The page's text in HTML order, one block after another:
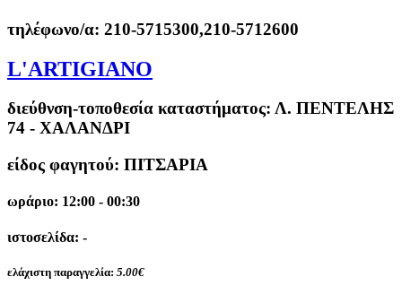
τηλέφωνο/α: 210-5715300,210-5712600
L'ARTIGIANO
διεύθνση-τοποθεσία καταστήματος: Λ. ΠΕΝΤΕΛΗΣ
74 - ΧΑΛΑΝΔΡΙ
είδος φαγητού: ΠΙΤΣΑΡΙΑ
ωράριο: 12:00 - 00:30
ιστοσελίδα: -
ελάχιστη παραγγελία: 5.00€